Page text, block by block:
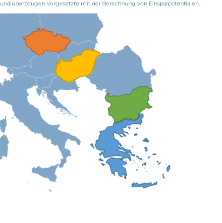
und überzeugen Vorgesetzte mit der Berechnung von Einsparpotentialen.